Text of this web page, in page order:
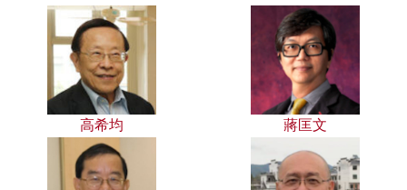
高希均 蔣匡文